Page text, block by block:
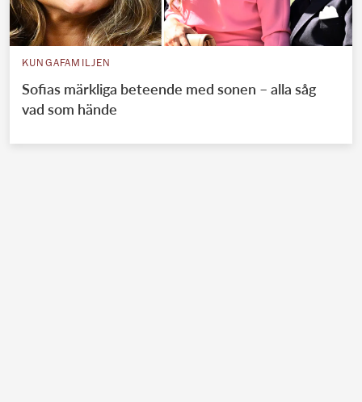
KUNGAFAMILJEN
Sofias märkliga beteende med sonen – alla såg
vad som hände